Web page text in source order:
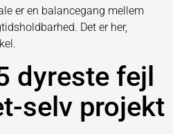
er en balancegang mellem
Det er her,
dyreste fejl
selv projekt